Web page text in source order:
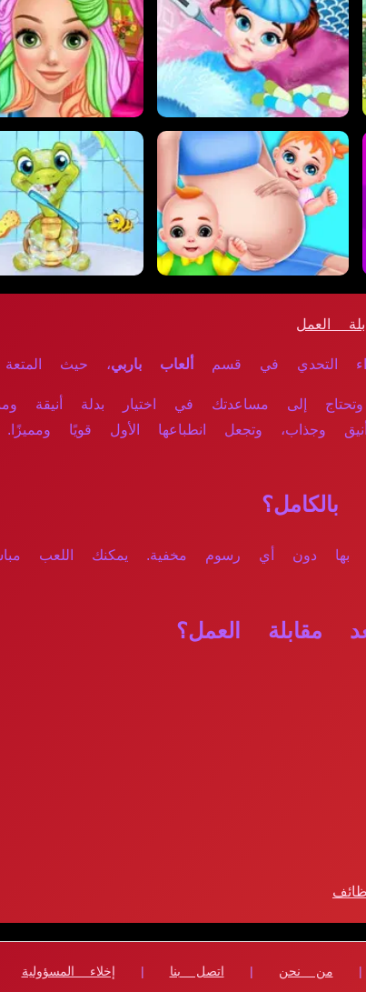
العمل
التحدي في قسم ألعاب باربي، حيث المتعة
إلى مساعدتك في اختيار بدلة أنيقة
وجذاب، وتجعل انطباعها الأول قويًا
بها دون أي رسوم مخفية. يمكنك اللعب
مقابلة العمل؟
من نحن | اتصل بنا | إخلاء المسؤولية